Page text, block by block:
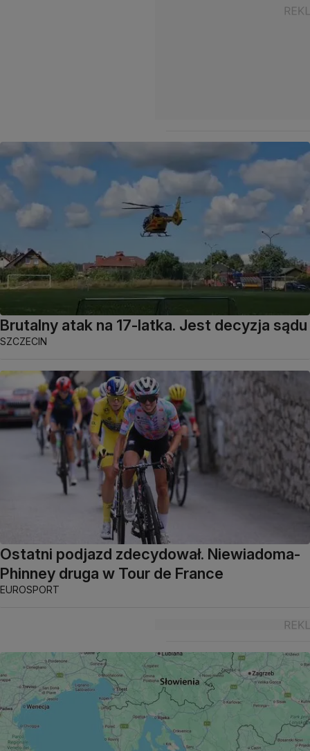
Brutalny atak na 17-latka. Jest decyzja sądu
SZCZECIN
Ostatni podjazd zdecydował. Niewiadoma-
Phinney druga w Tour de France
EUROSPORT